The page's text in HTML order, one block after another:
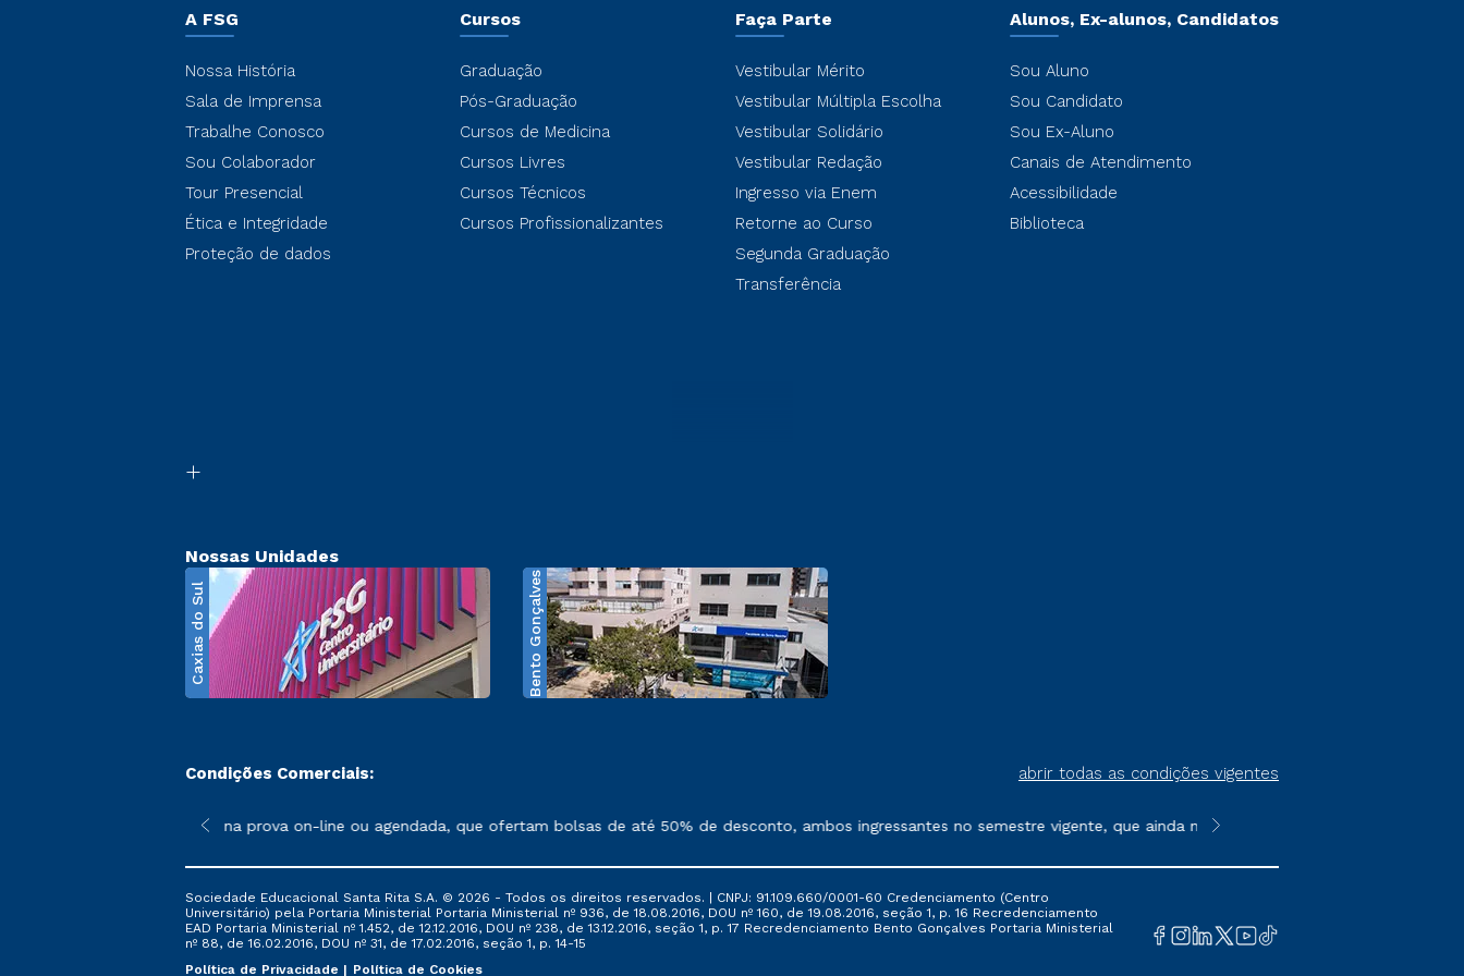
A FSG
Nossa História
Sala de Imprensa
Trabalhe Conosco
Sou Colaborador
Tour Presencial
Ética e Integridade
Proteção de dados
Cursos
Graduação
Pós-Graduação
Cursos de Medicina
Cursos Livres
Cursos Técnicos
Cursos Profissionalizantes
Faça Parte
Vestibular Mérito
Vestibular Múltipla Escolha
Vestibular Solidário
Vestibular Redação
Ingresso via Enem
Retorne ao Curso
Segunda Graduação
Transferência
Alunos, Ex-alunos, Candidatos
Sou Aluno
Sou Candidato
Sou Ex-Aluno
Canais de Atendimento
Acessibilidade
Biblioteca
Nossas Unidades
Caxias do Sul Bento Gonçalves
Condições Comerciais: abrir todas as condições vigentes
sofrer alterações nos períodos de rematrícula conforme exposto no contrato de prestação de serviços.
de ingresso, exceto na prova on-line ou agendada, que ofertam bolsas de até 50% de desconto, ambos ingressantes no semestre vigente, que ainda não tenham efetivado e/ou não
**Semipresencial é um formato do
Sociedade Educacional Santa Rita S.A. © 2026 - Todos os direitos reservados. | CNPJ: 91.109.660/0001-60 Credenciamento (Centro
Universitário) pela Portaria Ministerial Portaria Ministerial nº 936, de 18.08.2016, DOU nº 160, de 19.08.2016, seção 1, p. 16 Recredenciamento
EAD Portaria Ministerial nº 1.452, de 12.12.2016, DOU nº 238, de 13.12.2016, seção 1, p. 17 Recredenciamento Bento Gonçalves Portaria Ministerial
nº 88, de 16.02.2016, DOU nº 31, de 17.02.2016, seção 1, p. 14-15
Política de Privacidade
Política de Cookies